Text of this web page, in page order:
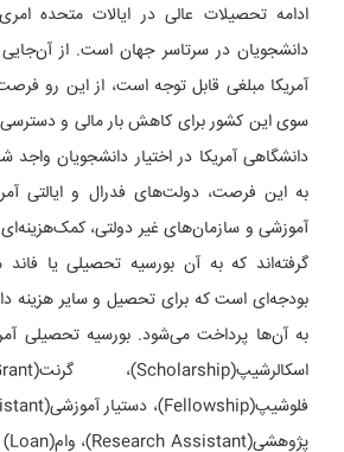
ادامه تحصیلات عالی در ایالات متحده
دانشجویان در سرتاسر جهان است. از
آمریکا مبلغی قابل توجه است، از این رو
سوی این کشور برای کاهش بار مالی و
دانشگاهی آمریکا در اختیار دانشجویان واجد
به این فرصت، دولت‌های فدرال و ایالتی
آموزشی و سازمان‌های غیر دولتی، کمک‌هزینه‌ای
گرفته‌اند که به آن بورسیه تحصیلی یا فاند
بودجه‌ای است که برای تحصیل و سایر هزینه
به آن‌ها پرداخت می‌شود. بورسیه تحصیلی